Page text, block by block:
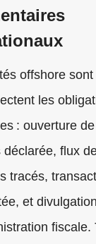
offshore
les
: ouverture
déclarée, flux
tracés,
et
fiscale.